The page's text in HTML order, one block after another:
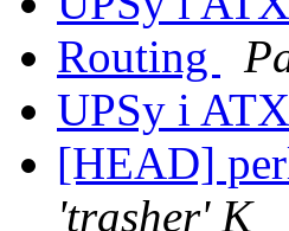
Routing
UPSy i ATX
[HEAD]
'trasher' K